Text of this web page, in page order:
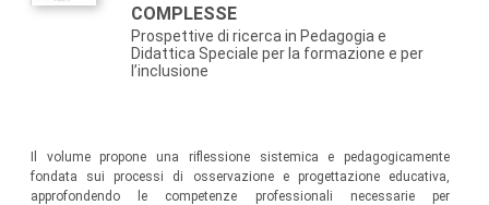
COMPLESSE
Prospettive di ricerca in Pedagogia e
Didattica Speciale per la formazione e per
l’inclusione
Il volume propone una riflessione sistemica e pedagogicamente
fondata sui processi di osservazione e progettazione educativa,
approfondendo le competenze professionali necessarie per